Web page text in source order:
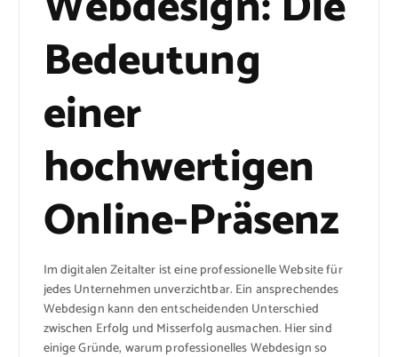
Bedeutung
einer
hochwertigen
Online-Präsenz
Im digitalen Zeitalter ist eine professionelle Website für
jedes Unternehmen unverzichtbar. Ein ansprechendes
Webdesign kann den entscheidenden Unterschied
zwischen Erfolg und Misserfolg ausmachen. Hier sind
einige Gründe, warum professionelles Webdesign so